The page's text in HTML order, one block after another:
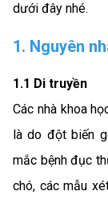
dưới đây nhé.
1. Nguyên
1.1 Di truyền
Các nhà khoa
là do đột biến
mắc bệnh đục
chó, các mẫu